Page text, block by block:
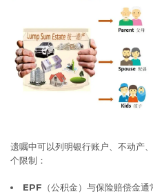
遗嘱中可以列明银行账户、不动产
个限制：
EPF （公积金）与保险赔偿金